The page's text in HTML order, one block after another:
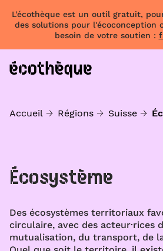
L'écothèque est un outil gratuit,
des solutions pour l'écoconception
besoin de votre soutien :
Accueil Régions Suisse
Écosystème
Des écosystèmes territoriaux
circulaire, avec des acteur·rices
mutualisation, du transport, de